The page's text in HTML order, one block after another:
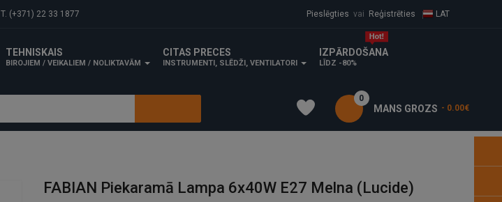
T. (+371) 22 33 1877 Pieslēgties vai Reģistrēties LAT
TEHNISKAIS
BIROJIEM / VEIKALIEM / NOLIKTAVĀM
CITAS PRECES
INSTRUMENTI, SLĒDŽI, VENTILATORI
IZPĀRDOŠANA
LĪDZ -80%
MANS GROZS
0
- 0.00€
FABIAN Piekaramā Lampa 6x40W E27 Melna (Lucide)